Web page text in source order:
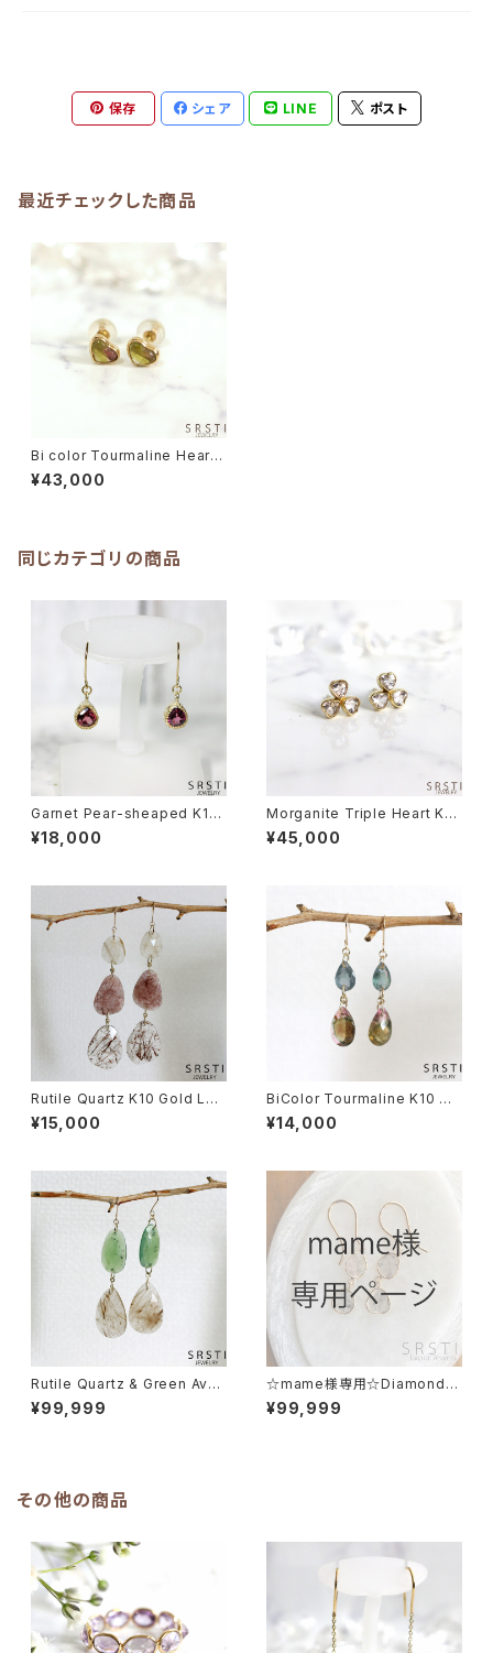
保存 シェア LINE ポスト
最近チェックした商品
Bi color Tourmaline Heart-
shaped K10YG Stud Pierce
d Earring
¥43,000
同じカテゴリの商品
Garnet Pear-sheaped K10
Gold Earring
¥18,000
Morganite Triple Heart K10
YG Stud Pierce Earring
¥45,000
Rutile Quartz K10 Gold Lea
f Earring
¥15,000
BiColor Tourmaline K10 Go
ld Earring
¥14,000
Rutile Quartz & Green Aven
turine K10 Gold Leaf Earrin
g
¥99,999
☆mame様専用☆Diamond P
olki K18 Gold Earring A& K1
4 Ring
¥99,999
その他の商品